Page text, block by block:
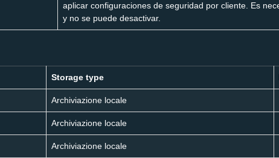
aplicar configuraciones de seguridad por cliente. Es
y no se puede desactivar.
Storage type
Archiviazione locale
Archiviazione locale
Archiviazione locale